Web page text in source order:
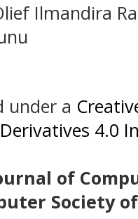
Ilmandira
under a
4.0
of
Society